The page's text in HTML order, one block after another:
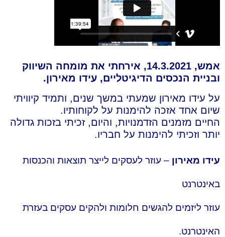
אמש, 14.3.2021, אירחתי את מומחה השיווק
ובניית הנכסים הדיגיטליים, עידו מאירון.
על עידו מאירון שמעתי במשך שנים, ותמיד קיוויתי
שיום אחד אזכה להימנות על לקוחותיו.
החיים מזמנים הזדמנויות, והיום, זכיתי בזכות גדולה
יותר וזכיתי להימנות על חבריו.
עידו מאירון– עוזר לעסקים לייצר תוצאות והכנסות
באינטרנט
עוזר ליזמים להגשים חלומות ולהקים עסקים בעזרת
האינטרנט.